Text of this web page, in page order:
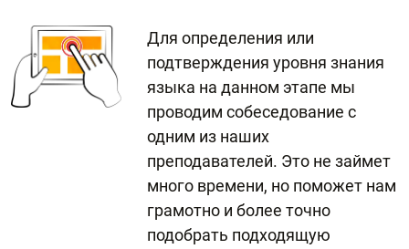
Для определения или
подтверждения уровня знания
языка на данном этапе мы
проводим собеседование с
одним из наших
преподавателей. Это не займет
много времени, но поможет нам
грамотно и более точно
подобрать подходящую